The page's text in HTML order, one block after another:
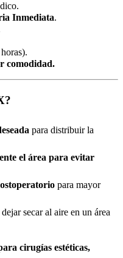
Inmediata.
comodidad.
para distribuir la
el área para evitar
para mayor
dejar secar al aire en un área
cirugías estéticas,